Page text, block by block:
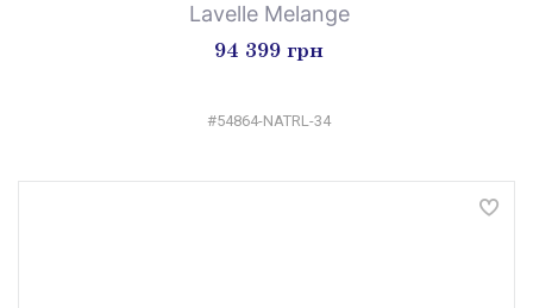
Lavelle Melange
94 399 грн
#54864-NATRL-34